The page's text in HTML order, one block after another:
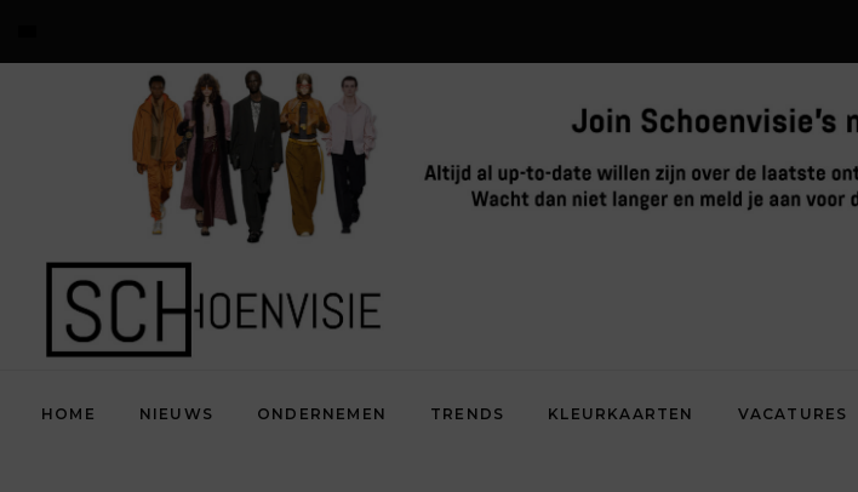
HOME NIEUWS ONDERNEMEN TRENDS KLEURKAARTEN VACATURES